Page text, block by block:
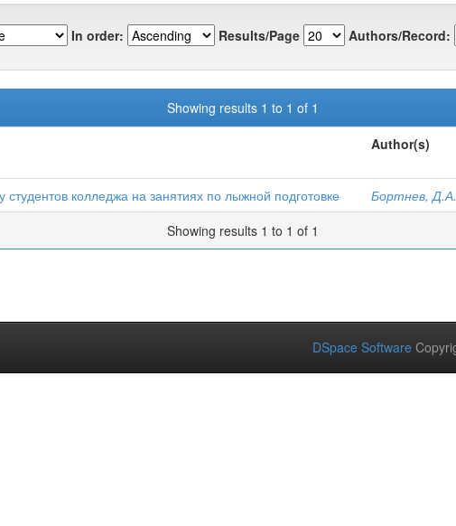
In order: Results/Page Authors/Record:
Showing results 1 to 1 of 1
Author(s)
студентов колледжа на занятиях по лыжной подготовке
Бортнев, Д.А.
Showing results 1 to 1 of 1
DSpace Software